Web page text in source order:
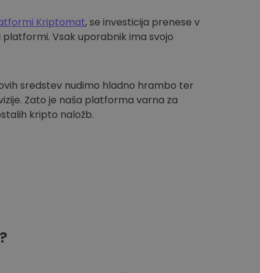
Kriptomat, se investicija prenese v
Vsak uporabnik ima svojo
sredstev nudimo hladno hrambo ter
Zato je naša platforma varna za
kripto naložb.